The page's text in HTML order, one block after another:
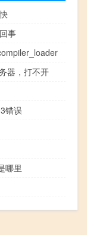
事
器，打不开
错误
哪里